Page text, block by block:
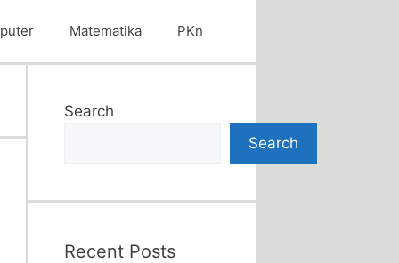
Matematika PKn
Search
Search
Recent Posts